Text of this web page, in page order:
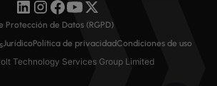
Technology Services Group Limited
Protección de Datos (RGPD)
JurídicoPolítica de privacidadCondiciones de uso